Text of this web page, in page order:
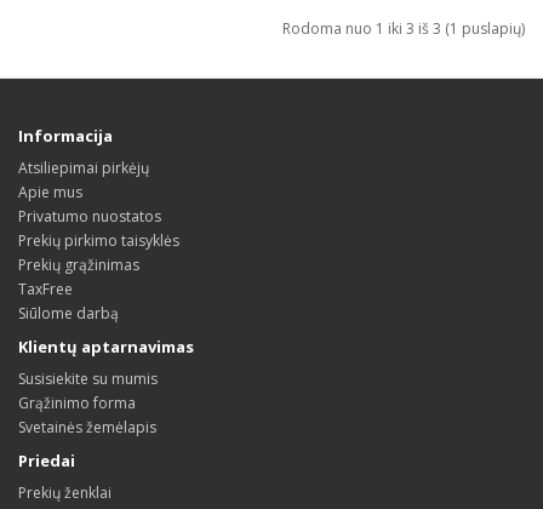
Rodoma nuo 1 iki 3 iš 3 (1 puslapių)
Informacija
Atsiliepimai pirkėjų
Apie mus
Privatumo nuostatos
Prekių pirkimo taisyklės
Prekių grąžinimas
TaxFree
Siūlome darbą
Klientų aptarnavimas
Susisiekite su mumis
Grąžinimo forma
Svetainės žemėlapis
Priedai
Prekių ženklai